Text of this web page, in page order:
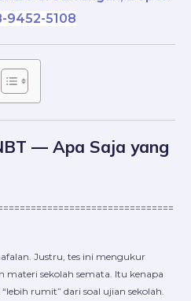
9452-5108
— Apa Saja yang
Justru, tes ini mengukur
materi sekolah semata. Itu kenapa
rumit” dari soal ujian sekolah.